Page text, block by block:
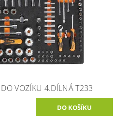
VOZÍKU 4.DÍLNÁ T233